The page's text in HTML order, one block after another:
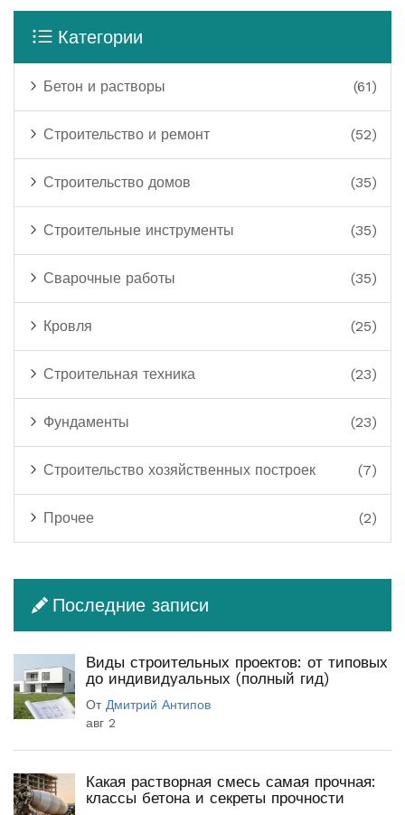
Категории
Бетон и растворы (61)
Строительство и ремонт (52)
Строительство домов (35)
Строительные инструменты (35)
Сварочные работы (35)
Кровля (25)
Строительная техника (23)
Фундаменты (23)
Строительство хозяйственных построек (7)
Прочее (2)
Последние записи
Виды строительных проектов: от типовых
до индивидуальных (полный гид)
От Дмитрий Антипов
авг 2
Какая растворная смесь самая прочная:
классы бетона и секреты прочности